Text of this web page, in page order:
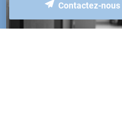
Contactez-nous